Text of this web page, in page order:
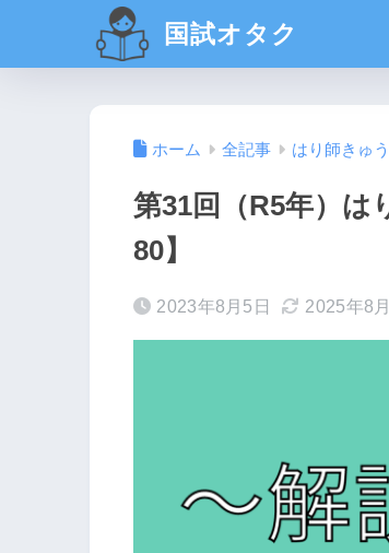
国試オタク
ホーム 全記事 はり師きゅ
第31回（R5年）は
80】
2023年8月5日 2025年8